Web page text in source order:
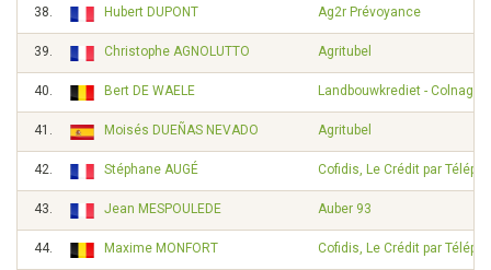
38. Hubert DUPONT Ag2r Prévoyance
39. Christophe AGNOLUTTO Agritubel
40. Bert DE WAELE Landbouwkrediet - Colnago
41. Moisés DUEÑAS NEVADO Agritubel
42. Stéphane AUGÉ Cofidis, Le Crédit par
43. Jean MESPOULEDE Auber 93
44. Maxime MONFORT Cofidis, Le Crédit par